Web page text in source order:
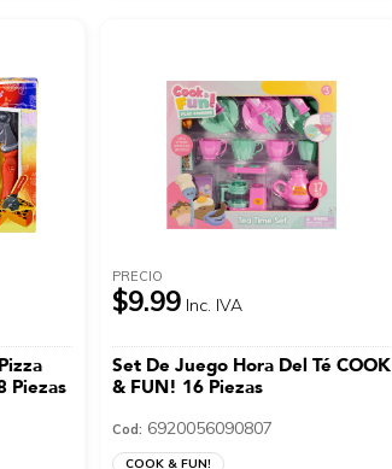
Piezas
PRECIO
$9.99 Inc. IVA
Set De Juego Hora Del Té COOK
& FUN! 16 Piezas
Cod: 6920056090807
COOK & FUN!